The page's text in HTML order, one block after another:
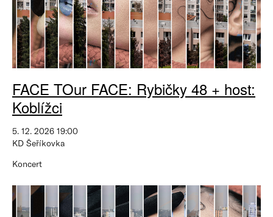
FACE TOur FACE: Rybičky 48 + host:
Koblížci
5. 12. 2026 19:00
KD Šeříkovka
Koncert